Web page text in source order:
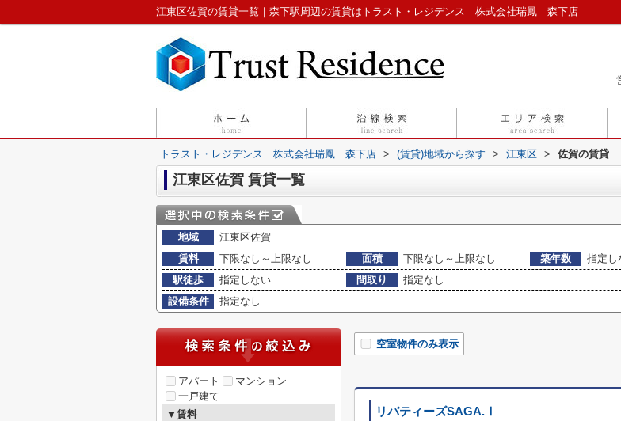
江東区佐賀の賃貸一覧｜森下駅周辺の賃貸はトラスト・レジデンス 株式会社瑞鳳 森下店
トラスト・レジデンス 株式会社瑞鳳 森下店 > (賃貸)地域から探す > 江東区 > 佐賀の賃貸
江東区佐賀 賃貸一覧
地域
江東区佐賀
賃料
下限なし～上限なし 面積 下限なし～上限なし 築年数
指定し
駅徒歩
指定しない 間取り
指定なし
設備条件
指定なし
空室物件のみ表示
リバティーズSAGA.Ⅰ
アパート
マンション
一戸建て
▼賃料